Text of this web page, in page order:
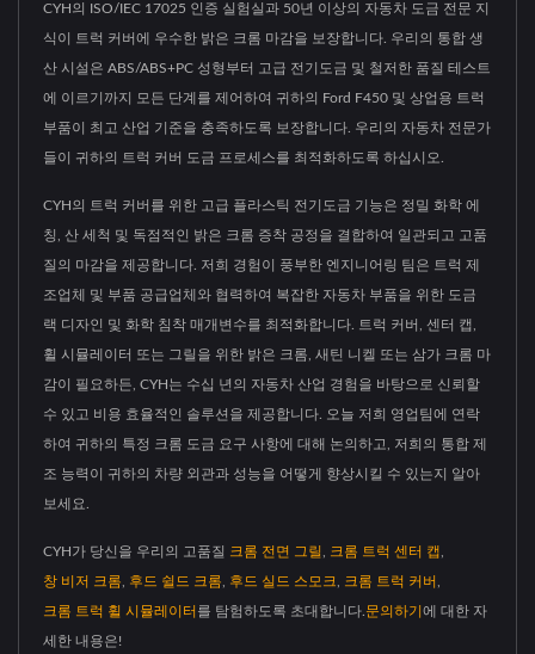
CYH의 ISO/IEC 17025 인증 실험실과 50년 이상의 자동차 도금 전문 지
식이 트럭 커버에 우수한 밝은 크롬 마감을 보장합니다. 우리의 통합 생
산 시설은 ABS/ABS+PC 성형부터 고급 전기도금 및 철저한 품질 테스트
에 이르기까지 모든 단계를 제어하여 귀하의 Ford F450 및 상업용 트럭
부품이 최고 산업 기준을 충족하도록 보장합니다. 우리의 자동차 전문가
들이 귀하의 트럭 커버 도금 프로세스를 최적화하도록 하십시오.
CYH의 트럭 커버를 위한 고급 플라스틱 전기도금 기능은 정밀 화학 에
칭, 산 세척 및 독점적인 밝은 크롬 증착 공정을 결합하여 일관되고 고품
질의 마감을 제공합니다. 저희 경험이 풍부한 엔지니어링 팀은 트럭 제
조업체 및 부품 공급업체와 협력하여 복잡한 자동차 부품을 위한 도금
랙 디자인 및 화학 침착 매개변수를 최적화합니다. 트럭 커버, 센터 캡,
휠 시뮬레이터 또는 그릴을 위한 밝은 크롬, 새틴 니켈 또는 삼가 크롬 마
감이 필요하든, CYH는 수십 년의 자동차 산업 경험을 바탕으로 신뢰할
수 있고 비용 효율적인 솔루션을 제공합니다. 오늘 저희 영업팀에 연락
하여 귀하의 특정 크롬 도금 요구 사항에 대해 논의하고, 저희의 통합 제
조 능력이 귀하의 차량 외관과 성능을 어떻게 향상시킬 수 있는지 알아
보세요.
CYH가 당신을 우리의 고품질 크롬 전면 그릴 크롬 트럭 센터 캡
창 비저 크롬 후드 쉴드 크롬 후드 실드 스모크 크롬 트럭 커버
크롬 트럭 휠 시뮬레이터 를 탐험하도록 초대합니다. 문의하기 에 대한 자
세한 내용은!